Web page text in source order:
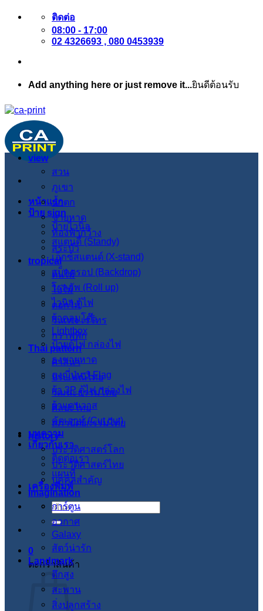
ข้าม
เนื้อหา
ติดต่อ
08:00 - 17:00
02 4326693 , 080 0453939
Add anything here or just remove it...ยินดีต้อนรับ
หน้าแรก
ป้าย sign
ป้ายไวนิล
สแตนดี้ (Standy)
เอ็กซ์สแตนด์ (X-stand)
แบ็คดรอป (Backdrop)
โรลอัพ (Roll up)
ไวนิล ตู้ไฟ
ผ้าคลุมโต๊ะ
Lightbox
ป้ายตู้ไฟ กล่องไฟ
ธงชายหาด
ธงญี่ปุ่น J-Flag
ผ้า 3P ตู้ไฟ กล่องไฟ
ผ้าแคนวาส
คัตเอาท์ (Cut out)
บทความ
เกี่ยวกับเรา
ติดต่อเรา
แผนที่
เครื่องพิมพ์
ค้นหา:
0
ตะกร้าสินค้า
view
สวน
ภูเขา
น้ำตก
ชายหาด
ท้องฟ้ากว้าง
สระบัว
tropical
ต้นไม้
ใบไม้
ดอกไม้
วินเทจ เรโทร
กราฟฟิก
Thai pattern
ศาสนา
ประเพณีไทย
วัฒนะธรรมไทย
ศิลปะไทย
สภาปัตย์กรรมไทย
history
ประวัติศาสตร์โลก
ประวัติศาสตร์ไทย
บุคคลสำคัญ
imagination
การ์ตูน
อวกาศ
Galaxy
สัตว์น่ารัก
Landmark
ตึกสูง
สะพาน
สิ่งปลูกสร้าง